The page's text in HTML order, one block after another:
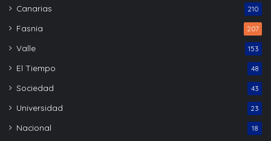
Canarias 210
Fasnia 207
Valle 153
El Tiempo 48
Sociedad 43
Universidad 23
Nacional 18